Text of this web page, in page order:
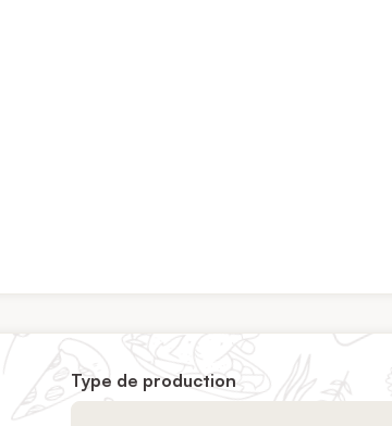
Type de production